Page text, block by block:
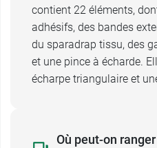
contient 22 éléments,
adhésifs, des bandes
du sparadrap tissu, des
et une pince à écharde.
écharpe triangulaire et
Où peut-on